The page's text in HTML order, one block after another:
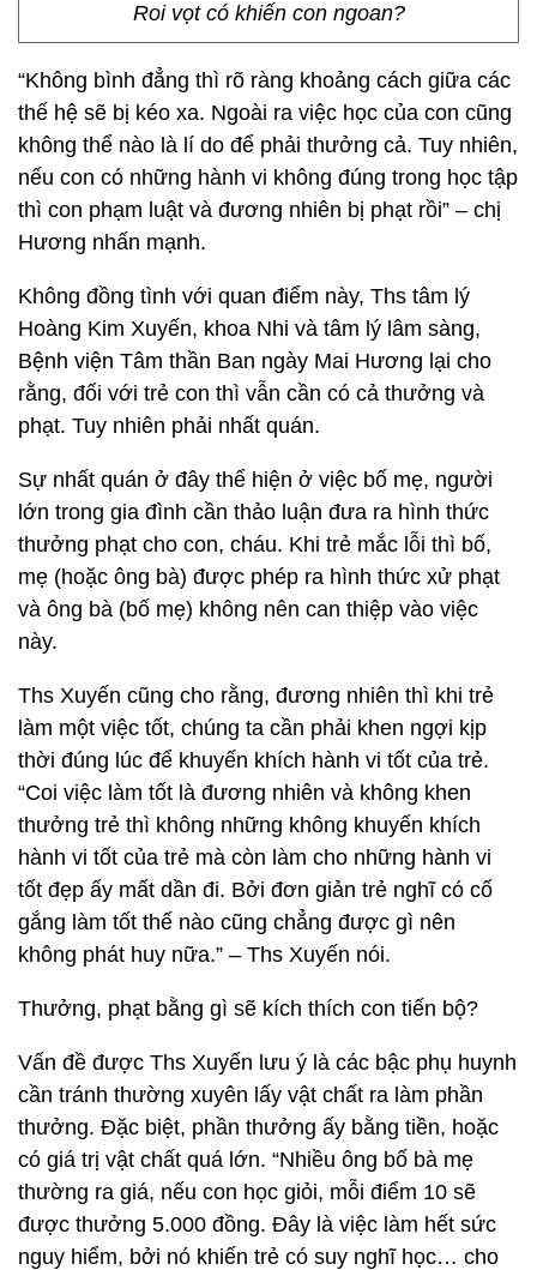
Roi vọt có khiến con ngoan?
“Không bình đẳng thì rõ ràng khoảng cách giữa các
thế hệ sẽ bị kéo xa. Ngoài ra việc học của con cũng
không thể nào là lí do để phải thưởng cả. Tuy nhiên,
nếu con có những hành vi không đúng trong học tập
thì con phạm luật và đương nhiên bị phạt rồi” – chị
Hương nhấn mạnh.
Không đồng tình với quan điểm này, Ths tâm lý
Hoàng Kim Xuyến, khoa Nhi và tâm lý lâm sàng,
Bệnh viện Tâm thần Ban ngày Mai Hương lại cho
rằng, đối với trẻ con thì vẫn cần có cả thưởng và
phạt. Tuy nhiên phải nhất quán.
Sự nhất quán ở đây thể hiện ở việc bố mẹ, người
lớn trong gia đình cần thảo luận đưa ra hình thức
thưởng phạt cho con, cháu. Khi trẻ mắc lỗi thì bố,
mẹ (hoặc ông bà) được phép ra hình thức xử phạt
và ông bà (bố mẹ) không nên can thiệp vào việc
này.
Ths Xuyến cũng cho rằng, đương nhiên thì khi trẻ
làm một việc tốt, chúng ta cần phải khen ngợi kịp
thời đúng lúc để khuyến khích hành vi tốt của trẻ.
“Coi việc làm tốt là đương nhiên và không khen
thưởng trẻ thì không những không khuyến khích
hành vi tốt của trẻ mà còn làm cho những hành vi
tốt đẹp ấy mất dần đi. Bởi đơn giản trẻ nghĩ có cố
gắng làm tốt thế nào cũng chẳng được gì nên
không phát huy nữa.” – Ths Xuyến nói.
Thưởng, phạt bằng gì sẽ kích thích con tiến bộ?
Vấn đề được Ths Xuyến lưu ý là các bậc phụ huynh
cần tránh thường xuyên lấy vật chất ra làm phần
thưởng. Đặc biệt, phần thưởng ấy bằng tiền, hoặc
có giá trị vật chất quá lớn. “Nhiều ông bố bà mẹ
thường ra giá, nếu con học giỏi, mỗi điểm 10 sẽ
được thưởng 5.000 đồng. Đây là việc làm hết sức
nguy hiểm, bởi nó khiến trẻ có suy nghĩ học… cho